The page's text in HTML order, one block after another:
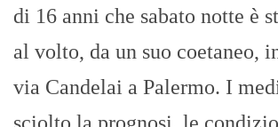
di 16 anni che sabato notte è
al volto, da un suo coetaneo,
via Candelai a Palermo. I